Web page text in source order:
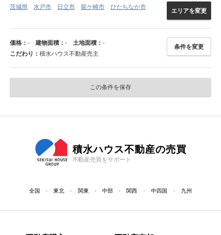
茨城県 水戸市 日立市 龍ケ崎市 ひたちなか市
エリアを変更
価格： - 建物面積： - 土地面積： -
こだわり： 積水ハウス不動産売主
条件を変更
この条件を保存
積水ハウス不動産の売買
不動産売買をサポート
全国 東北 関東 中部 関西 中四国 九州